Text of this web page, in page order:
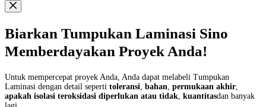
Biarkan Tumpukan Laminasi Sino
Memberdayakan Proyek Anda!
Untuk mempercepat proyek Anda, Anda dapat melabeli Tumpukan
Laminasi dengan detail seperti toleransi bahan permukaan akhir
apakah isolasi teroksidasi diperlukan atau tidak kuantitasdan banyak
lagi.